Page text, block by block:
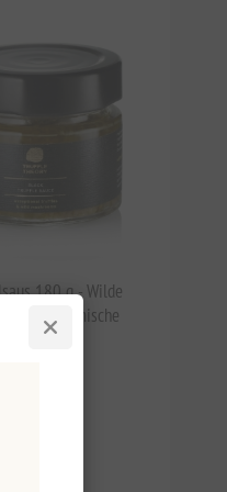
180 g - Wilde
gastronomische